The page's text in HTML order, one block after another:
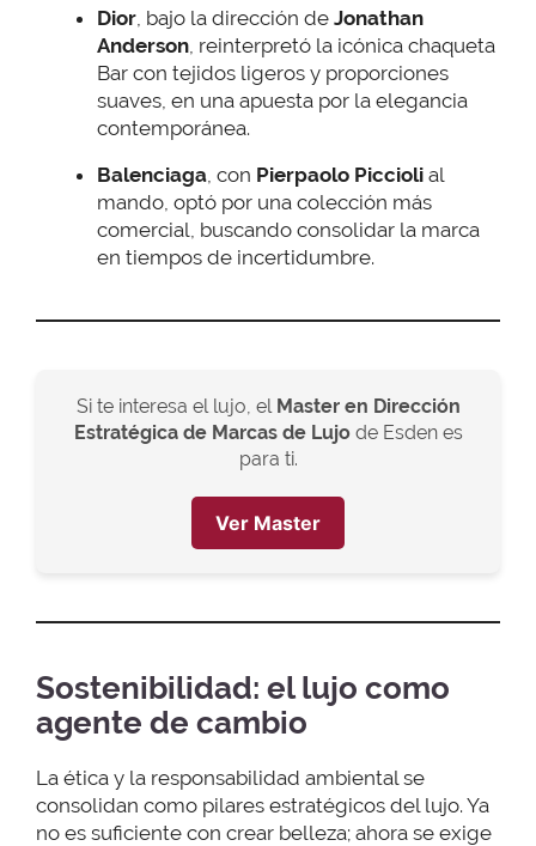
Dior , bajo la dirección de Jonathan
Anderson , reinterpretó la icónica chaqueta
Bar con tejidos ligeros y proporciones
suaves, en una apuesta por la elegancia
contemporánea.
Balenciaga , con Pierpaolo Piccioli al
mando, optó por una colección más
comercial, buscando consolidar la marca
en tiempos de incertidumbre.
Si te interesa el lujo, el Master en Dirección
Estratégica de Marcas de Lujode Esden es
para ti.
Ver Master
Sostenibilidad: el lujo como
agente de cambio
La ética y la responsabilidad ambiental se
consolidan como pilares estratégicos del lujo. Ya
no es suficiente con crear belleza; ahora se exige